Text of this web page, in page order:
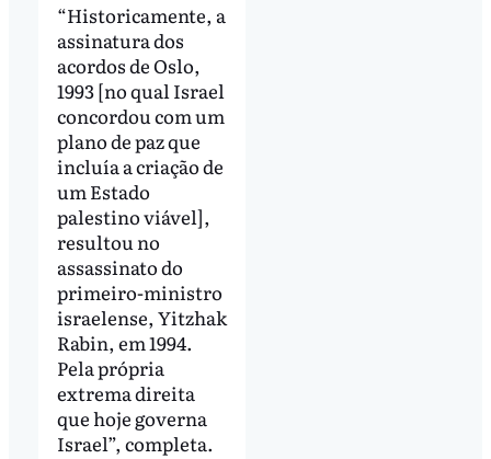
“Historicamente, a
assinatura dos
acordos de Oslo,
1993 [no qual Israel
concordou com um
plano de paz que
incluía a criação de
um Estado
palestino viável],
resultou no
assassinato do
primeiro-ministro
israelense, Yitzhak
Rabin, em 1994.
Pela própria
extrema direita
que hoje governa
Israel”, completa.